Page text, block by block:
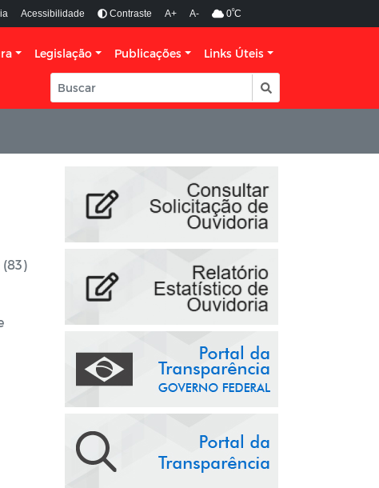
Acessibilidade Contraste A+ A- 0ºC
Legislação Publicações Links Úteis